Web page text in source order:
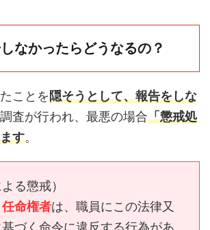
なかったらどうなるの？
ことを隠そうとして、報告をしな
査が行われ、最悪の場合「懲戒処
す。
る懲戒）
任命権者は、職員にこの法律又
づく命令に違反する行為があ